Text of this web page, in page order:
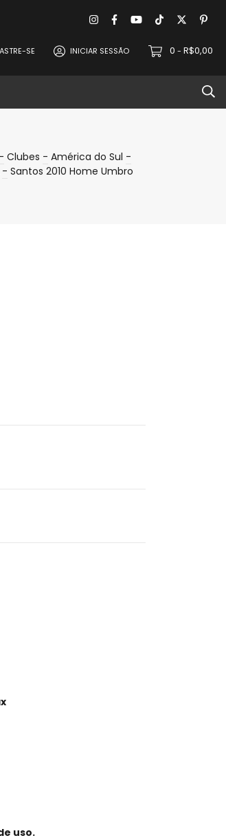
SE INICIAR SESSÃO 0 - R$0,00
- Clubes - América do Sul -
- Santos 2010 Home Umbro
uso.